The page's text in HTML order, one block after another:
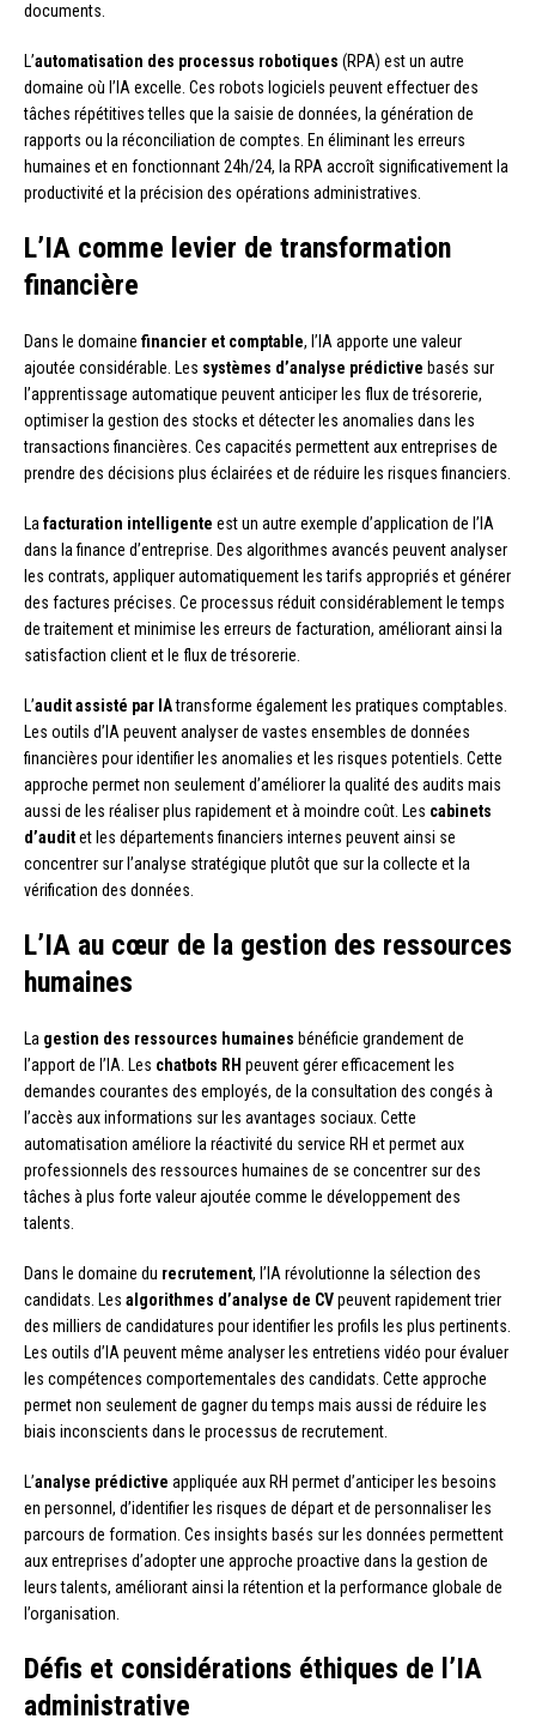
documents.
L’automatisation des processus robotiques (RPA) est un autre
domaine où l’IA excelle. Ces robots logiciels peuvent effectuer des
tâches répétitives telles que la saisie de données, la génération de
rapports ou la réconciliation de comptes. En éliminant les erreurs
humaines et en fonctionnant 24h/24, la RPA accroît significativement la
productivité et la précision des opérations administratives.
L’IA comme levier de transformation
financière
Dans le domaine financier et comptable, l’IA apporte une valeur
ajoutée considérable. Les systèmes d’analyse prédictive basés sur
l’apprentissage automatique peuvent anticiper les flux de trésorerie,
optimiser la gestion des stocks et détecter les anomalies dans les
transactions financières. Ces capacités permettent aux entreprises de
prendre des décisions plus éclairées et de réduire les risques financiers.
Lafacturation intelligente est un autre exemple d’application de l’IA
dans la finance d’entreprise. Des algorithmes avancés peuvent analyser
les contrats, appliquer automatiquement les tarifs appropriés et générer
des factures précises. Ce processus réduit considérablement le temps
de traitement et minimise les erreurs de facturation, améliorant ainsi la
satisfaction client et le flux de trésorerie.
L’audit assisté par IAtransforme également les pratiques comptables.
Les outils d’IA peuvent analyser de vastes ensembles de données
financières pour identifier les anomalies et les risques potentiels. Cette
approche permet non seulement d’améliorer la qualité des audits mais
aussi de les réaliser plus rapidement et à moindre coût. Les cabinets
d’auditet les départements financiers internes peuvent ainsi se
concentrer sur l’analyse stratégique plutôt que sur la collecte et la
vérification des données.
L’IA au cœur de la gestion des ressources
humaines
La gestion des ressources humaines bénéficie grandement de
l’apport de l’IA. Les chatbots RH peuvent gérer efficacement les
demandes courantes des employés, de la consultation des congés à
l’accès aux informations sur les avantages sociaux. Cette
automatisation améliore la réactivité du service RH et permet aux
professionnels des ressources humaines de se concentrer sur des
tâches à plus forte valeur ajoutée comme le développement des
talents.
Dans le domaine du recrutement, l’IA révolutionne la sélection des
candidats. Les algorithmes d’analyse de CVpeuvent rapidement trier
des milliers de candidatures pour identifier les profils les plus pertinents.
Les outils d’IA peuvent même analyser les entretiens vidéo pour évaluer
les compétences comportementales des candidats. Cette approche
permet non seulement de gagner du temps mais aussi de réduire les
biais inconscients dans le processus de recrutement.
L’analyse prédictive appliquée aux RH permet d’anticiper les besoins
en personnel, d’identifier les risques de départ et de personnaliser les
parcours de formation. Ces insights basés sur les données permettent
aux entreprises d’adopter une approche proactive dans la gestion de
leurs talents, améliorant ainsi la rétention et la performance globale de
l’organisation.
Défis et considérations éthiques de l’IA
administrative